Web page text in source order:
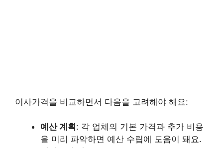
이사가격을 비교하면서 다음을 고려해야 해요:
예산 계획 : 각 업체의 기본 가격과 추가 비용
을 미리 파악하면 예산 수립에 도움이 돼요.